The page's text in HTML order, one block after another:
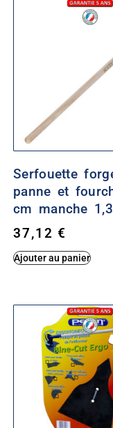
Serfouette
panne et
cm manche
37,12€
Ajouter au panier